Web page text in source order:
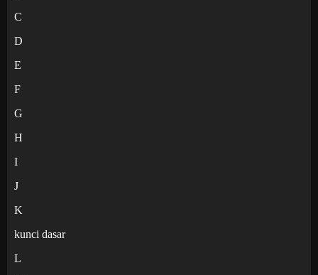
C
D
E
F
G
H
I
J
K
kunci dasar
L